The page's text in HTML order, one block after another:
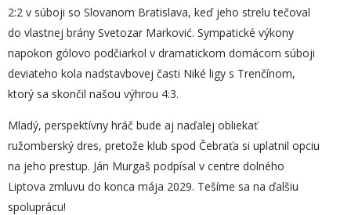
2:2 v súboji so Slovanom Bratislava, keď jeho strelu tečoval
do vlastnej brány Svetozar Marković. Sympatické výkony
napokon gólovo podčiarkol v dramatickom domácom súboji
deviateho kola nadstavbovej časti Niké ligy s Trenčínom,
ktorý sa skončil našou výhrou 4:3.
Mladý, perspektívny hráč bude aj naďalej obliekať
ružomberský dres, pretože klub spod Čebraťa si uplatnil opciu
na jeho prestup. Ján Murgaš podpísal v centre dolného
Liptova zmluvu do konca mája 2029. Tešíme sa na ďalšiu
spoluprácu!